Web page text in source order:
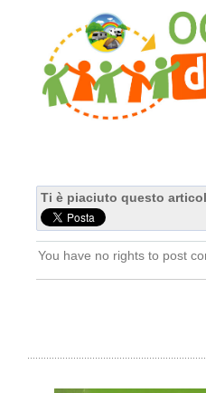
Ti è piaciuto questo
You have no rights to post